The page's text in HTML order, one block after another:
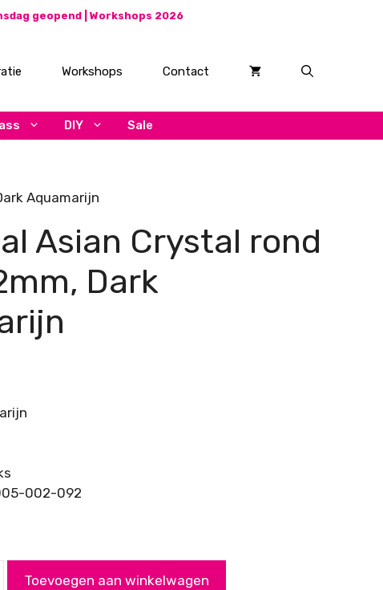
geopend | Workshops 2026
Workshops Contact
DIY Sale
Aquamarijn
Asian Crystal rond
Dark
002-092
Toevoegen aan winkelwagen